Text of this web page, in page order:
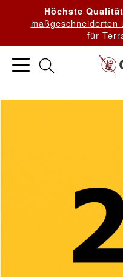
Höchste
maßgeschneiderten
für